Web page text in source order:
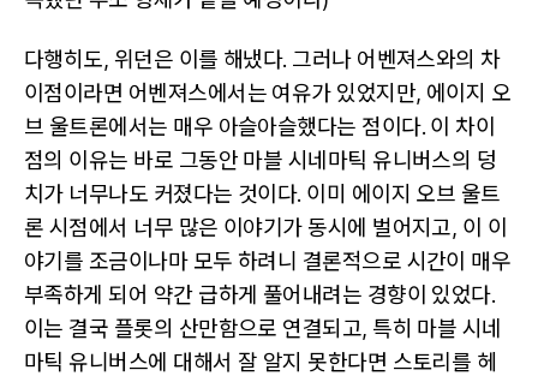
다행히도, 위던은 이를 해냈다. 그러나 어벤져스와의 차
이점이라면 어벤져스에서는 여유가 있었지만, 에이지 오
브 울트론에서는 매우 아슬아슬했다는 점이다. 이 차이
점의 이유는 바로 그동안 마블 시네마틱 유니버스의 덩
치가 너무나도 커졌다는 것이다. 이미 에이지 오브 울트
론 시점에서 너무 많은 이야기가 동시에 벌어지고, 이 이
야기를 조금이나마 모두 하려니 결론적으로 시간이 매우
부족하게 되어 약간 급하게 풀어내려는 경향이 있었다.
이는 결국 플롯의 산만함으로 연결되고, 특히 마블 시네
마틱 유니버스에 대해서 잘 알지 못한다면 스토리를 헤